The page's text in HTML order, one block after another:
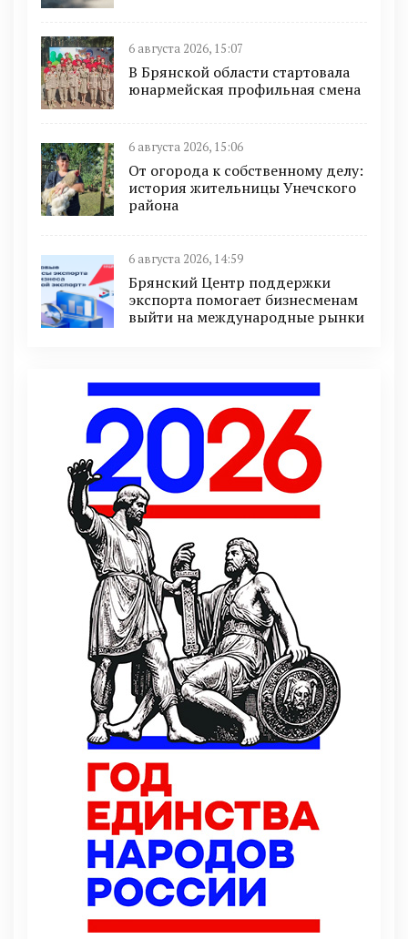
6 августа 2026, 15:07
В Брянской области стартовала
юнармейская профильная смена
6 августа 2026, 15:06
От огорода к собственному делу:
история жительницы Унечского
района
6 августа 2026, 14:59
Брянский Центр поддержки
экспорта помогает бизнесменам
выйти на международные рынки